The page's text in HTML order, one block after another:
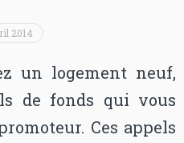
2014
un logement neuf,
de fonds qui vous
Ces appels